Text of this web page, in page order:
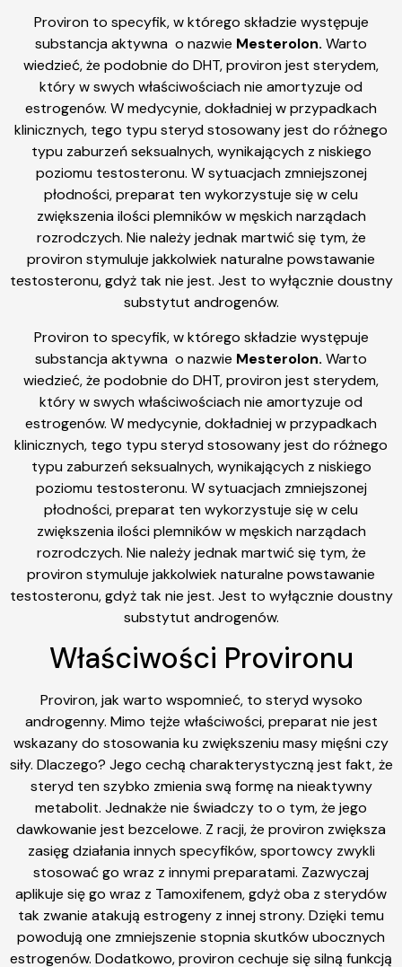
Proviron to specyfik, w którego składzie występuje
substancja aktywna o nazwie Mesterolon. Warto
wiedzieć, że podobnie do DHT, proviron jest sterydem,
który w swych właściwościach nie amortyzuje od
estrogenów. W medycynie, dokładniej w przypadkach
klinicznych, tego typu steryd stosowany jest do różnego
typu zaburzeń seksualnych, wynikających z niskiego
poziomu testosteronu. W sytuacjach zmniejszonej
płodności, preparat ten wykorzystuje się w celu
zwiększenia ilości plemników w męskich narządach
rozrodczych. Nie należy jednak martwić się tym, że
proviron stymuluje jakkolwiek naturalne powstawanie
testosteronu, gdyż tak nie jest. Jest to wyłącznie doustny
substytut androgenów.
Proviron to specyfik, w którego składzie występuje
substancja aktywna o nazwie Mesterolon. Warto
wiedzieć, że podobnie do DHT, proviron jest sterydem,
który w swych właściwościach nie amortyzuje od
estrogenów. W medycynie, dokładniej w przypadkach
klinicznych, tego typu steryd stosowany jest do różnego
typu zaburzeń seksualnych, wynikających z niskiego
poziomu testosteronu. W sytuacjach zmniejszonej
płodności, preparat ten wykorzystuje się w celu
zwiększenia ilości plemników w męskich narządach
rozrodczych. Nie należy jednak martwić się tym, że
proviron stymuluje jakkolwiek naturalne powstawanie
testosteronu, gdyż tak nie jest. Jest to wyłącznie doustny
substytut androgenów.
Właściwości Provironu
Proviron, jak warto wspomnieć, to steryd wysoko
androgenny. Mimo tejże właściwości, preparat nie jest
wskazany do stosowania ku zwiększeniu masy mięśni czy
siły. Dlaczego? Jego cechą charakterystyczną jest fakt, że
steryd ten szybko zmienia swą formę na nieaktywny
metabolit. Jednakże nie świadczy to o tym, że jego
dawkowanie jest bezcelowe. Z racji, że proviron zwiększa
zasięg działania innych specyfików, sportowcy zwykli
stosować go wraz z innymi preparatami. Zazwyczaj
aplikuje się go wraz z Tamoxifenem, gdyż oba z sterydów
tak zwanie atakują estrogeny z innej strony. Dzięki temu
powodują one zmniejszenie stopnia skutków ubocznych
estrogenów. Dodatkowo, proviron cechuje się silną funkcją